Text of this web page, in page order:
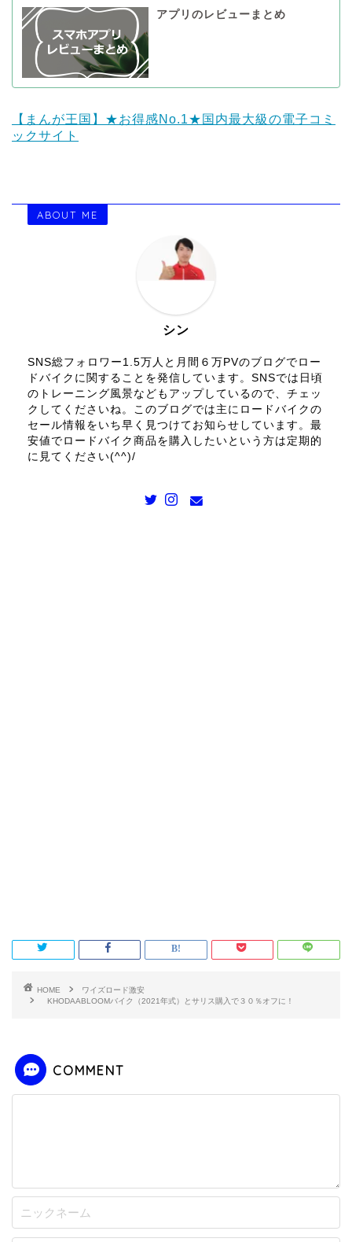
アプリのレビューまとめ
【まんが王国】★お得感No.1★国内最大級の電子コミ
ックサイト
ABOUT ME
シン
SNS総フォロワー1.5万人と月間６万PVのブログでロー
ドバイクに関することを発信しています。SNSでは日頃
のトレーニング風景などもアップしているので、チェッ
クしてくださいね。このブログでは主にロードバイクの
セール情報をいち早く見つけてお知らせしています。最
安値でロードバイク商品を購入したいという方は定期的
に見てください(^^)/
HOME
ワイズロード激安
KHODAABLOOMバイク（2021年式）とサリス購入で３０％オフに！
COMMENT